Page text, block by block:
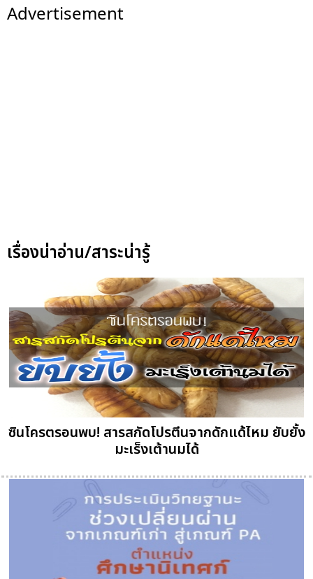
Advertisement
เรื่องน่าอ่าน/สาระน่ารู้
ซินโครตรอนพบ! สารสกัดโปรตีนจากดักแด้ไหม ยับยั้ง
มะเร็งเต้านมได้